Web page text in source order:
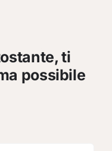
ti
possibile